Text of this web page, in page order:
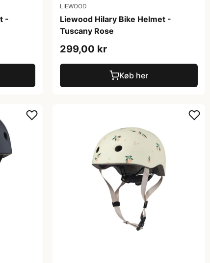
-
LIEWOOD
Liewood Hilary Bike Helmet -
Tuscany Rose
299,00 kr
Køb her